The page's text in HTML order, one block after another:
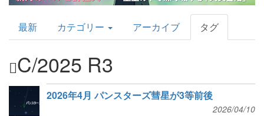
AstroArts
Topics
最新 カテゴリー アーカイブ タグ
C/2025 R3
2026年4月 パンスターズ彗星が3等前後
2026/04/10